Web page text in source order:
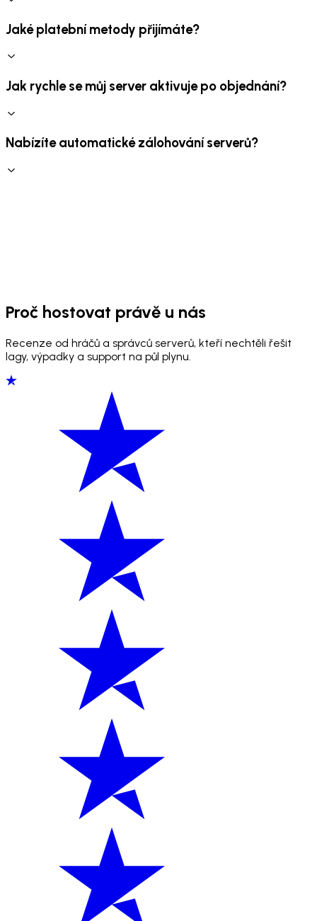
Jaké platební metody přijímáte?
Jak rychle se můj server aktivuje po objednání?
Nabízíte automatické zálohování serverů?
Proč hostovat právě u nás
Recenze od hráčů a správců serverů, kteří nechtěli řešit
lagy, výpadky a support na půl plynu.